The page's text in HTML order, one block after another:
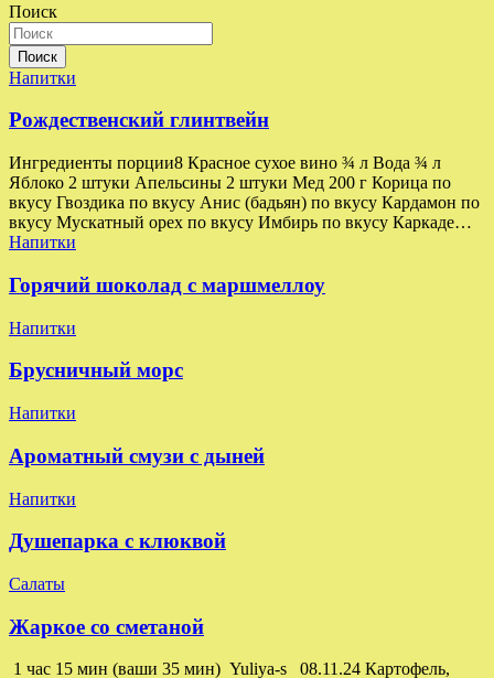
Поиск
Поиск
Напитки
Рождественский глинтвейн
Ингредиенты порции8 Красное сухое вино ¾ л Вода ¾ л
Яблоко 2 штуки Апельсины 2 штуки Мед 200 г Корица по
вкусу Гвоздика по вкусу Анис (бадьян) по вкусу Кардамон по
вкусу Мускатный орех по вкусу Имбирь по вкусу Каркаде…
Напитки
Горячий шоколад с маршмеллоу
Напитки
Брусничный морс
Напитки
Ароматный смузи с дыней
Напитки
Душепарка с клюквой
Салаты
Жаркое со сметаной
1 час 15 мин (ваши 35 мин) Yuliya-s 08.11.24 Картофель,